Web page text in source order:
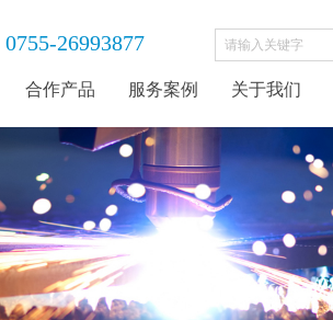
0755-26993877
合作产品 服务案例 关于我们